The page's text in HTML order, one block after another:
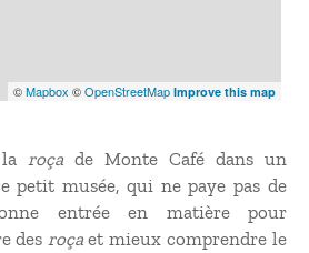
©Mapbox ©OpenStreetMap Improve this map
roça de Monte Café dans un
petit musée, qui ne paye pas de
entrée en matière pour
des roça et mieux comprendre le